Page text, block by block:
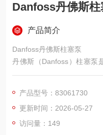
Danfoss丹佛斯柱
产品简介
Danfoss丹佛斯柱塞泵
丹佛斯（Danfoss）柱塞泵
效、长寿命、控制灵活，
产品型号：83061730
更新时间：2026-05-27
访问量：149